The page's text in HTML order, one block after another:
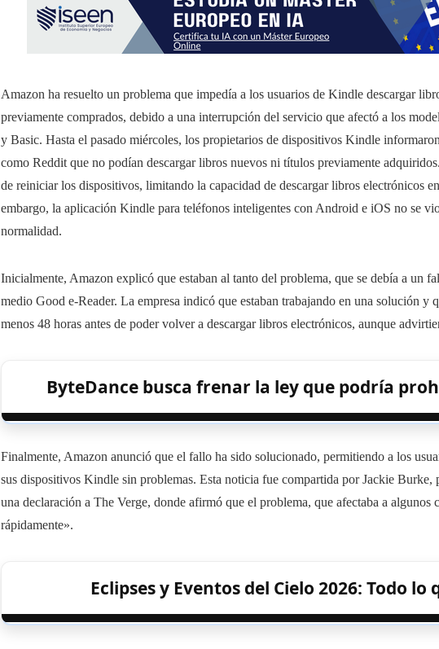
Amazon ha resuelto un problema que impedía a los usuarios de Kindle descargar
previamente comprados, debido a una interrupción del servicio que afectó a los
y Basic. Hasta el pasado miércoles, los propietarios de dispositivos Kindle
como Reddit que no podían descargar libros nuevos ni títulos previamente
de reiniciar los dispositivos, limitando la capacidad de descargar libros electrónicos
embargo, la aplicación Kindle para teléfonos inteligentes con Android e iOS no se
normalidad.
Inicialmente, Amazon explicó que estaban al tanto del problema, que se debía a un
medio Good e-Reader. La empresa indicó que estaban trabajando en una solución y
menos 48 horas antes de poder volver a descargar libros electrónicos, aunque
ByteDance busca frenar la ley que podría
Finalmente, Amazon anunció que el fallo ha sido solucionado, permitiendo a los
sus dispositivos Kindle sin problemas. Esta noticia fue compartida por Jackie Burke,
una declaración a The Verge, donde afirmó que el problema, que afectaba a algunos
rápidamente».
Eclipses y Eventos del Cielo 2026: Todo lo